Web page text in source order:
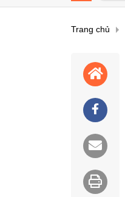
Trang chủ